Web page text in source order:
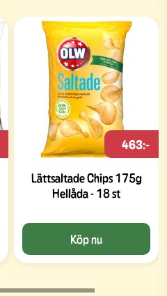
Lättsaltade Chips 175g
Hellåda - 18 st
463:-
Köp nu